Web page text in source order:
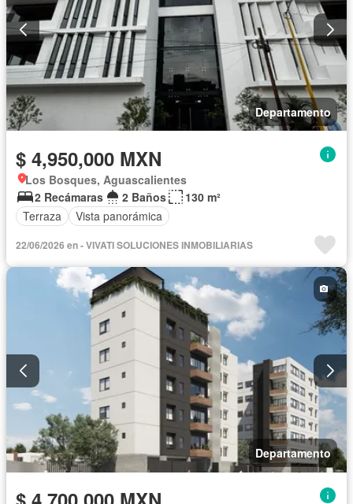
Departamento
$ 4,950,000 MXN
Los Bosques, Aguascalientes
2 Recámaras
2 Baños
130 m²
Terraza
Vista panorámica
22/06/2026 en - VIVATI SOLUCIONES INMOBILIARIAS
Departamento